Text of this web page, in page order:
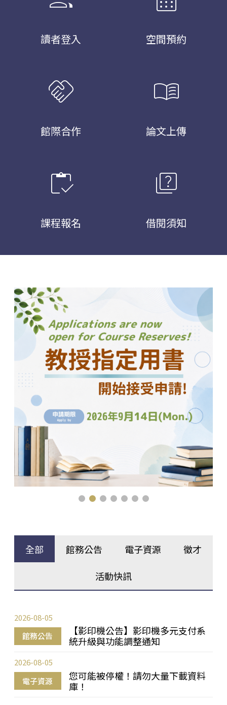
讀者登入 空間預約
handshake
館際合作
menu_book
論文上傳
inventory
課程報名
quiz
借閱須知
全部 館務公告 電子資源 徵才
活動快訊
館務公告
【影印機公告】影印機多元支付系
統升級與功能調整通知
2026-08-05
電子資源
您可能被停權！請勿大量下載資料
庫！
2026-08-05